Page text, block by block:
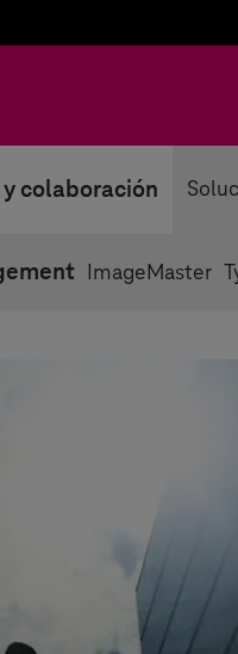
colaboración
ImageMaster